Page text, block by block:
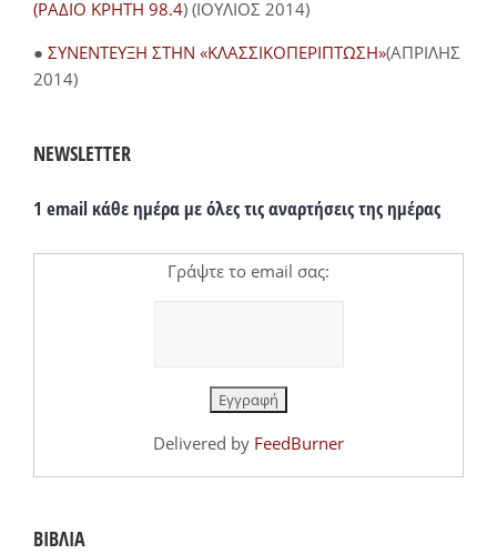
(ΡΑΔΙΟ ΚΡΗΤΗ 98.4) (ΙΟΥΛΙΟΣ 2014)
● ΣΥΝΕΝΤΕΥΞΗ ΣΤΗΝ «ΚΛΑΣΣΙΚΟΠΕΡΙΠΤΩΣΗ»(ΑΠΡΙΛΗΣ
2014)
NEWSLETTER
1 email κάθε ημέρα με όλες τις αναρτήσεις της ημέρας
Γράψτε το email σας:
Delivered by FeedBurner
ΒΙΒΛΙΑ